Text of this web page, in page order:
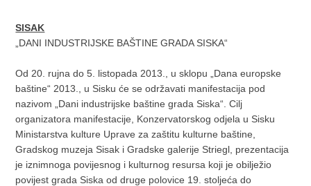
SISAK
„DANI INDUSTRIJSKE BAŠTINE GRADA SISKA“
Od 20. rujna do 5. listopada 2013., u sklopu „Dana europske
baštine“ 2013., u Sisku će se održavati manifestacija pod
nazivom „Dani industrijske baštine grada Siska“. Cilj
organizatora manifestacije, Konzervatorskog odjela u Sisku
Ministarstva kulture Uprave za zaštitu kulturne baštine,
Gradskog muzeja Sisak i Gradske galerije Striegl, prezentacija
je iznimnoga povijesnog i kulturnog resursa koji je obilježio
povijest grada Siska od druge polovice 19. stoljeća do